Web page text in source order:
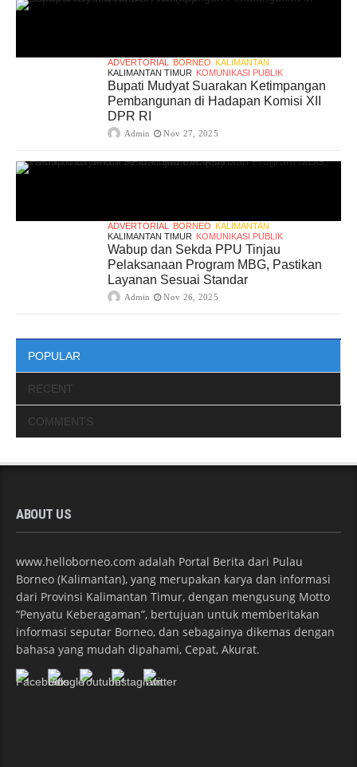
ADVERTORIAL BORNEO KALIMANTAN
KALIMANTAN TIMUR KOMUNIKASI PUBLIK
Bupati Mudyat Suarakan Ketimpangan
Pembangunan di Hadapan Komisi XII
DPR RI
Admin Nov 27, 2025
ADVERTORIAL BORNEO KALIMANTAN
KALIMANTAN TIMUR KOMUNIKASI PUBLIK
Wabup dan Sekda PPU Tinjau
Pelaksanaan Program MBG, Pastikan
Layanan Sesuai Standar
Admin Nov 26, 2025
POPULAR
RECENT
COMMENTS
ABOUT US
www.helloborneo.com adalah Portal Berita dari Pulau
Borneo (Kalimantan), yang merupakan karya dan informasi
dari Provinsi Kalimantan Timur, dengan mengusung Motto
“Penyatu Keberagaman”, bertujuan untuk memberitakan
informasi seputar Borneo, dan sebagainya dikemas dengan
bahasa yang mudah dipahami, Cepat, Akurat.